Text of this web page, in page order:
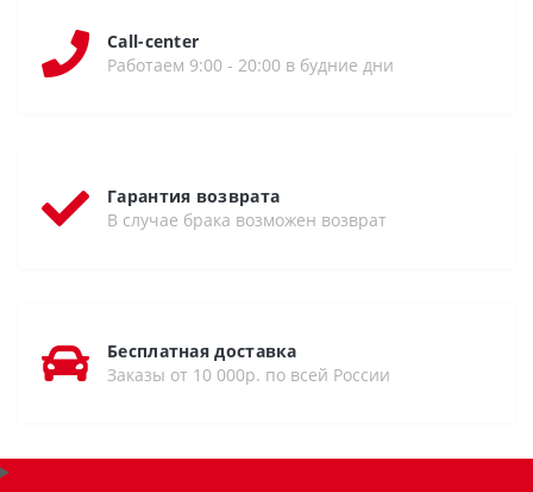
Call-center
Работаем 9:00 - 20:00 в будние дни
Гарантия возврата
В случае брака возможен возврат
Бесплатная доставка
Заказы от 10 000р. по всей России